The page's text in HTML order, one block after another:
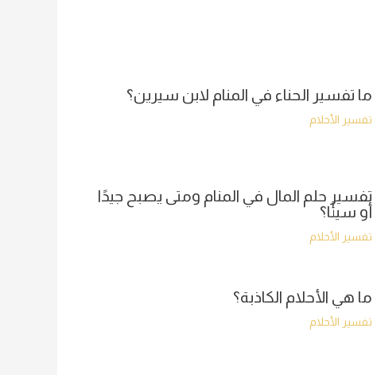
ما تفسير الحناء في المنام لابن سيرين؟
تفسير الأحلام
تفسير حلم المال في المنام ومتى يصبح جيدًا
أو سيئًا؟
تفسير الأحلام
ما هي الأحلام الكاذبة؟
تفسير الأحلام